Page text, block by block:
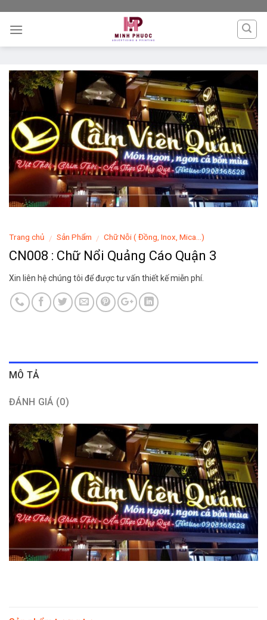
content
Trang chủ / Sản Phẩm / Chữ Nỗi ( Đồng, Inox, Mica...)
CN008 : Chữ Nổi Quảng Cáo Quận 3
Xin liên hệ chúng tôi để được tư vấn thiết kế miễn phí.
MÔ TẢ
ĐÁNH GIÁ (0)